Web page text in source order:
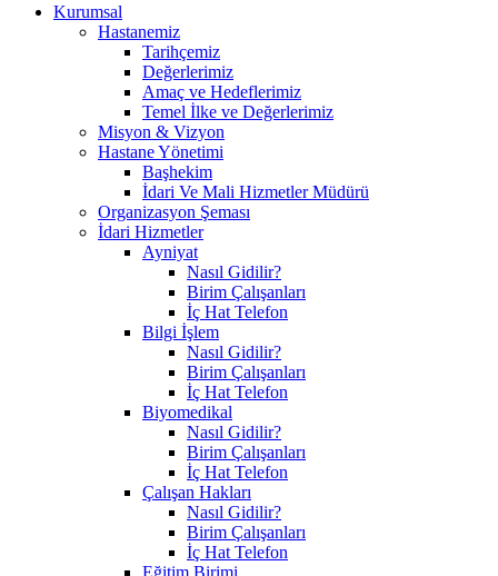
Kurumsal
Hastanemiz
Tarihçemiz
Değerlerimiz
Amaç ve Hedeflerimiz
Temel İlke ve Değerlerimiz
Misyon & Vizyon
Hastane Yönetimi
Başhekim
İdari Ve Mali Hizmetler Müdürü
Organizasyon Şeması
İdari Hizmetler
Ayniyat
Nasıl Gidilir?
Birim Çalışanları
İç Hat Telefon
Bilgi İşlem
Nasıl Gidilir?
Birim Çalışanları
İç Hat Telefon
Biyomedikal
Nasıl Gidilir?
Birim Çalışanları
İç Hat Telefon
Çalışan Hakları
Nasıl Gidilir?
Birim Çalışanları
İç Hat Telefon
Eğitim Birimi